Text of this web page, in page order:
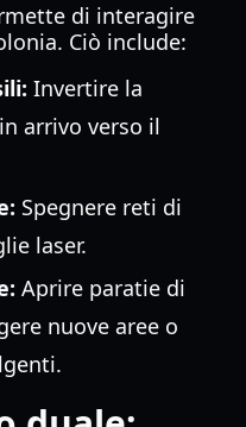
di interagire
Ciò include:
Invertire la
arrivo verso il
Spegnere reti di
laser.
Aprire paratie di
nuove aree o